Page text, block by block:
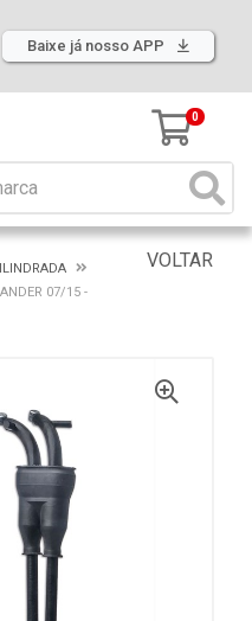
Baixe já nosso APP
0
VOLTAR
07/15 -